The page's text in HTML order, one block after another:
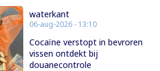
waterkant
06-aug-2026 - 13:10
Cocaïne verstopt in bevroren
vissen ontdekt bij
douanecontrole